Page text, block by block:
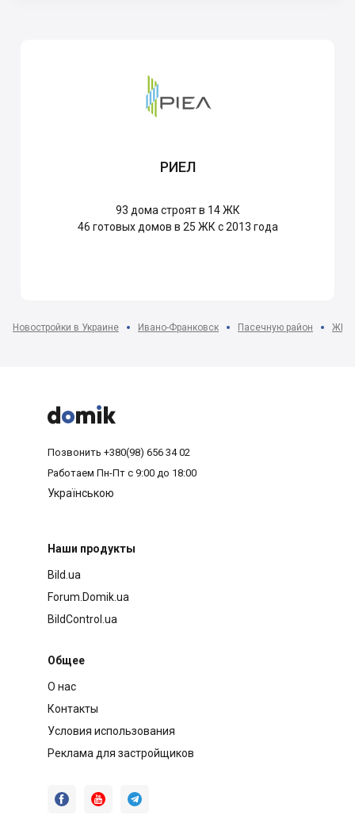
РИЕЛ
93 дома строят в 14 ЖК
46 готовых домов в 25 ЖК с 2013 года
Новостройки в Украине Ивано-Франковск Пасечную район ЖК



Позвонить +380(98) 656 34 02
Работаем Пн-Пт с 9:00 до 18:00
Українською
Наши продукты
Bild.ua
Forum.Domik.ua
BildControl.ua
Общее
О нас
Контакты
Условия использования
Реклама для застройщиков
  